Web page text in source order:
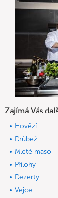
Zajímá Vás
Hovězí
Drůbež
Mleté maso
Přílohy
Dezerty
Vejce